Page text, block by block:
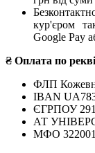
кур'єром
Google Pay
₴ Оплата по
ФЛП
IBAN
ЄГРПОУ
АТ
МФО 322001